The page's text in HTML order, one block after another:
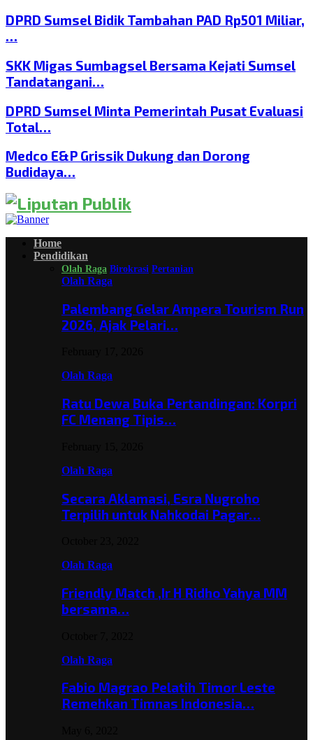
DPRD Sumsel Bidik Tambahan PAD Rp501 Miliar,
…
SKK Migas Sumbagsel Bersama Kejati Sumsel
Tandatangani…
DPRD Sumsel Minta Pemerintah Pusat Evaluasi
Total…
Medco E&P Grissik Dukung dan Dorong
Budidaya…
Home
Pendidikan
Olah Raga Birokrasi Pertanian
Olah Raga
Palembang Gelar Ampera Tourism Run
2026, Ajak Pelari…
Olah Raga
Ratu Dewa Buka Pertandingan: Korpri
FC Menang Tipis…
Olah Raga
Secara Aklamasi, Esra Nugroho
Terpilih untuk Nahkodai Pagar…
Olah Raga
Friendly Match ,Ir H Ridho Yahya MM
bersama…
Olah Raga
Fabio Magrao Pelatih Timor Leste
Remehkan Timnas Indonesia…